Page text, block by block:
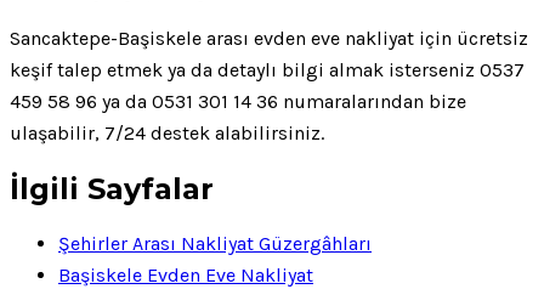
Sancaktepe-Başiskele arası evden eve nakliyat için ücretsiz
keşif talep etmek ya da detaylı bilgi almak isterseniz 0537
459 58 96 ya da 0531 301 14 36 numaralarından bize
ulaşabilir, 7/24 destek alabilirsiniz.
İlgili Sayfalar
Şehirler Arası Nakliyat Güzergâhları
Başiskele Evden Eve Nakliyat